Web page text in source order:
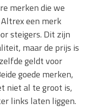
merken die we
een merk
steigers. Dit zijn
maar de prijs is
geldt voor
goede merken,
niet al te groot is,
links laten liggen.